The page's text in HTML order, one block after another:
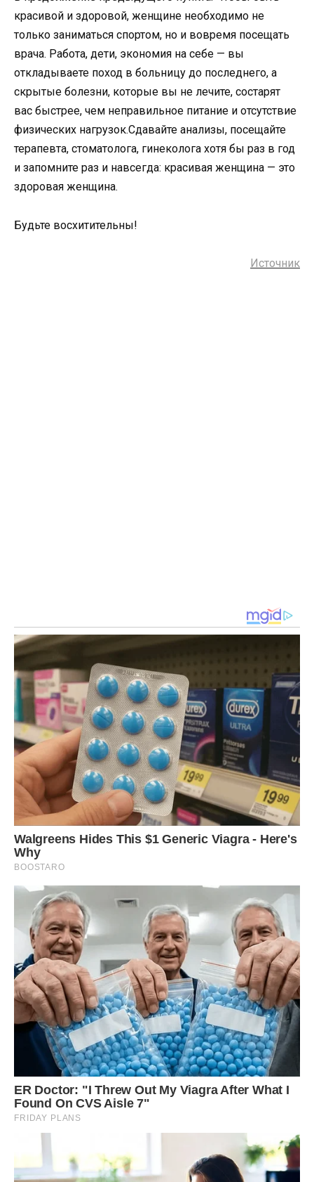
красивой и здоровой, женщине необходимо не
только заниматься спортом, но и вовремя посещать
врача. Работа, дети, экономия на себе — вы
откладываете поход в больницу до последнего, а
скрытые болезни, которые вы не лечите, состарят
вас быстрее, чем неправильное питание и отсутствие
физических нагрузок.Сдавайте анализы, посещайте
терапевта, стоматолога, гинеколога хотя бы раз в год
и запомните раз и навсегда: красивая женщина — это
здоровая женщина.
Будьте восхитительны!
Источник